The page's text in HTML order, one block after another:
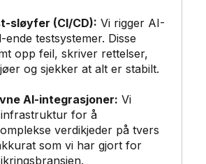
sløyfer (CI/CD): Vi rigger AI-
testsystemer. Disse
opp feil, skriver rettelser,
og sjekker at alt er stabilt.
AI-integrasjoner: Vi
for å
verdikjeder på tvers
som vi har gjort for